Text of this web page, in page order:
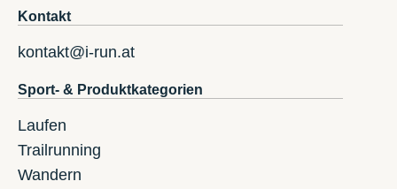
Kontakt
kontakt@i-run.at
Sport- & Produktkategorien
Laufen
Trailrunning
Wandern